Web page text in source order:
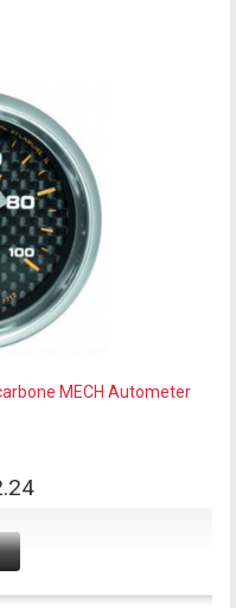
MECH Autometer